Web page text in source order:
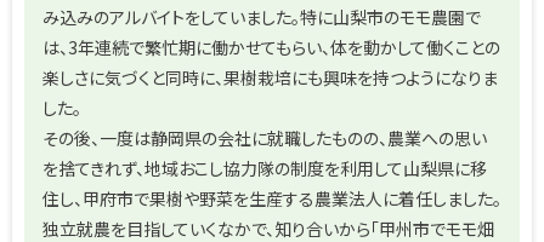
み込みのアルバイトをしていました。特に山梨市のモモ農園で
は、3年連続で繁忙期に働かせてもらい、体を動かして働くことの
楽しさに気づくと同時に、果樹栽培にも興味を持つようになりま
した。
その後、一度は静岡県の会社に就職したものの、農業への思い
を捨てきれず、地域おこし協力隊の制度を利用して山梨県に移
住し、甲府市で果樹や野菜を生産する農業法人に着任しました。
独立就農を目指していくなかで、知り合いから「甲州市でモモ畑